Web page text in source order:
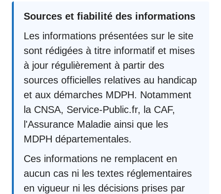
Sources et fiabilité des informations
Les informations présentées sur le site
sont rédigées à titre informatif et mises
à jour régulièrement à partir des
sources officielles relatives au handicap
et aux démarches MDPH. Notamment
la CNSA, Service-Public.fr, la CAF,
l'Assurance Maladie ainsi que les
MDPH départementales.
Ces informations ne remplacent en
aucun cas ni les textes réglementaires
en vigueur ni les décisions prises par